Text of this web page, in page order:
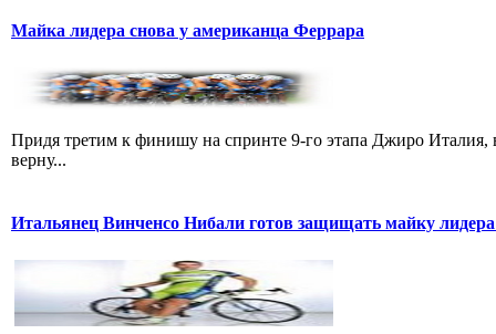
Майка лидера снова у американца Феррара
Придя третим к финишу на спринте 9-го этапа Джиро
верну...
Итальянец Винченсо Нибали готов защищать майку